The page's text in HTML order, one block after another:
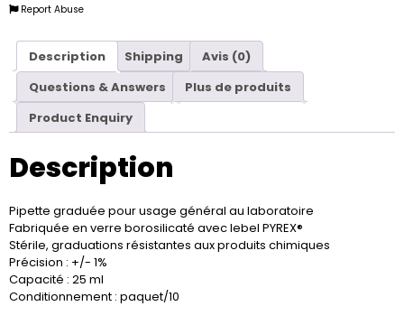
Report Abuse
Description Shipping
Avis (0)
Questions & Answers
Plus de produits
Product Enquiry
Description
Pipette graduée pour usage général au laboratoire
Fabriquée en verre borosilicaté avec lebel PYREX®
Stérile, graduations résistantes aux produits chimiques
Précision : +/- 1%
Capacité : 25 ml
Conditionnement : paquet/10